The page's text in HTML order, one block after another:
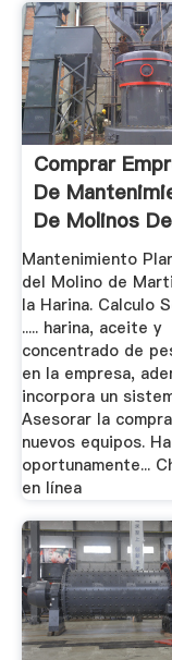
Comprar
De
De Molinos De
Martillos ...
Mantenimiento
del Molino de
la Harina. Calculo
..... harina, aceite y
concentrado de
en la empresa,
incorpora un
Asesorar la
nuevos equipos.
oportunamente...
en línea